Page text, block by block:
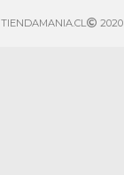
TIENDAMANIA.CL 2020